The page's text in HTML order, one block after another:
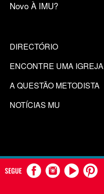
Novo À IMU?
DIRECTÓRIO
ENCONTRE UMA IGREJA
A QUESTÃO METODISTA
NOTÍCIAS MU
SEGUE